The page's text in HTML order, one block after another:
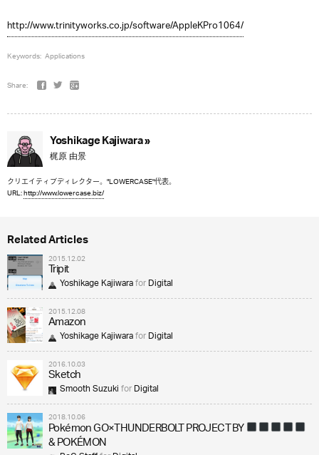
http://www.trinityworks.co.jp/software/AppleKPro1064/
Keywords: Applications
Share:
Yoshikage Kajiwara »
梶原 由景
クリエイティブディレクター。"LOWERCASE"代表。
URL:http://www.lowercase.biz/
Related Articles
2015.12.02
Tripit
Yoshikage KajiwaraforDigital
2015.12.08
Amazon
Yoshikage KajiwaraforDigital
2016.10.03
Sketch
Smooth SuzukiforDigital
2018.10.06
Pokémon GO×THUNDERBOLT PROJECT BY
& POKÉMON